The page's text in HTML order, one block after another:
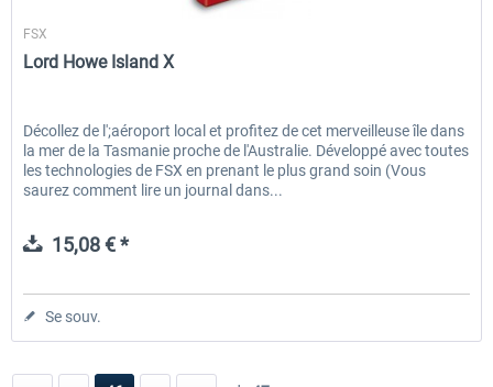
Aerosoft
FSX
Lord Howe Island X
Décollez de l';aéroport local et profitez de cet merveilleuse île dans
la mer de la Tasmanie proche de l'Australie. Développé avec toutes
les technologies de FSX en prenant le plus grand soin (Vous
saurez comment lire un journal dans...
15,08 € *
Se souv.